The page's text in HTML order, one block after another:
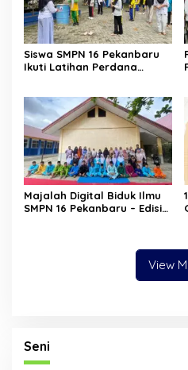
Siswa SMPN 16 Pekanbaru
Ikuti Latihan Perdana
Pendidikan Kota Pekanbaru
x Forum Tari Riau di SMPN
12 Pekanbaru
Majalah Digital Biduk Ilmu
SMPN 16 Pekanbaru – Edisi
View
Seni